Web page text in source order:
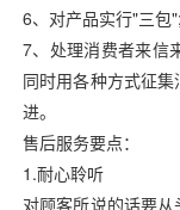
6、对产品实行"三包";
7、处理消费者来信
同时用各种方式征
进。
售后服务要点：
1.耐心聆听
对顾客所说的话要